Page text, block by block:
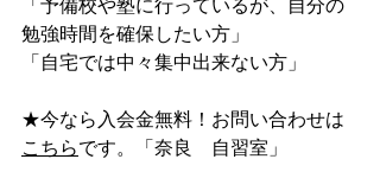
「予備校や塾に行っているが、自分の
勉強時間を確保したい方」
「自宅では中々集中出来ない方」
★今なら入会金無料！お問い合わせは
こちらです。「奈良　自習室」